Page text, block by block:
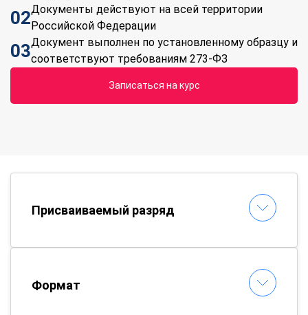
02Документы действуют на всей территории
Российской Федерации
03Документ выполнен по установленному образцу и
соответствуют требованиям 273-ФЗ
Записаться на курс
Присваиваемый разряд
Формат